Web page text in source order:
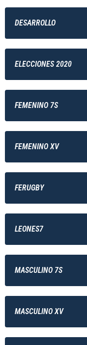
DESARROLLO
ELECCIONES 2020
FEMENINO 7S
FEMENINO XV
FERUGBY
LEONES7
MASCULINO 7S
MASCULINO XV